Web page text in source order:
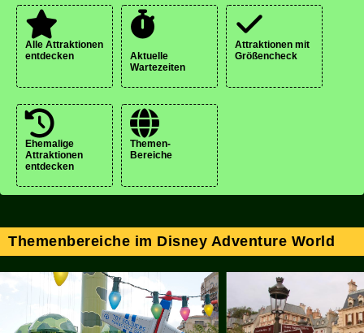
Alle Attraktionen
entdecken
Aktuelle
Wartezeiten
Attraktionen mit
Größencheck
Ehemalige
Attraktionen
entdecken
Themen-
Bereiche
Themenbereiche im Disney Adventure World